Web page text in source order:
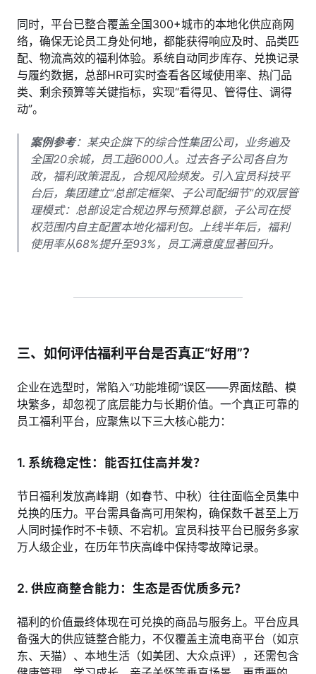
同时，平台已整合覆盖全国300+城市的本地化供应商网
络，确保无论员工身处何地，都能获得响应及时、品类匹
配、物流高效的福利体验。系统自动同步库存、兑换记录
与履约数据，总部HR可实时查看各区域使用率、热门品
类、剩余预算等关键指标，实现“看得见、管得住、调得
动”。
案例参考：某央企旗下的综合性集团公司，业务遍及
全国20余城，员工超6000人。过去各子公司各自为
政，福利政策混乱，合规风险频发。引入宜员科技平
台后，集团建立“总部定框架、子公司配细节”的双层管
理模式：总部设定合规边界与预算总额，子公司在授
权范围内自主配置本地化福利包。上线半年后，福利
使用率从68%提升至93%，员工满意度显著回升。
三、如何评估福利平台是否真正“好用”？
企业在选型时，常陷入“功能堆砌”误区——界面炫酷、模
块繁多，却忽视了底层能力与长期价值。一个真正可靠的
员工福利平台，应聚焦以下三大核心能力：
1. 系统稳定性：能否扛住高并发？
节日福利发放高峰期（如春节、中秋）往往面临全员集中
兑换的压力。平台需具备高可用架构，确保数千甚至上万
人同时操作时不卡顿、不宕机。宜员科技平台已服务多家
万人级企业，在历年节庆高峰中保持零故障记录。
2. 供应商整合能力：生态是否优质多元？
福利的价值最终体现在可兑换的商品与服务上。平台应具
备强大的供应链整合能力，不仅覆盖主流电商平台（如京
东、天猫）、本地生活（如美团、大众点评），还需包含